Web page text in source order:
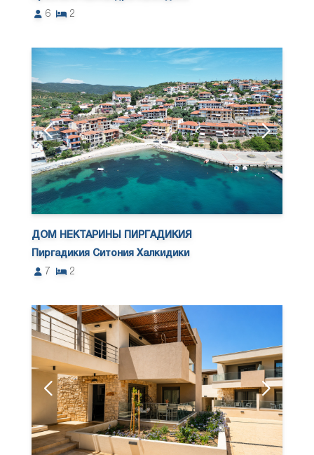
6
2
ДОМ НЕКТАРИНЫ ПИРГАДИКИЯ
Пиргадикия Ситония Халкидики
7
2